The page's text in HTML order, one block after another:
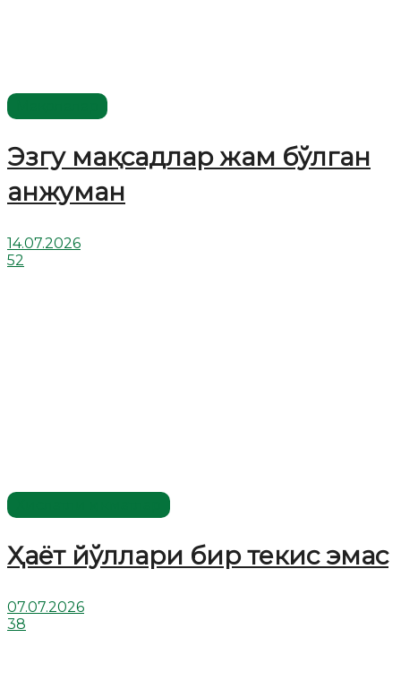
Эзгу мақсадлар жам бўлган
анжуман
14.07.2026
52
Ҳаёт йўллари бир текис эмас
07.07.2026
38